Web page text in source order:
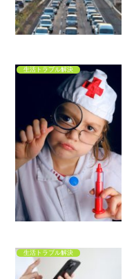
生活トラブル解決
生活トラブル解決